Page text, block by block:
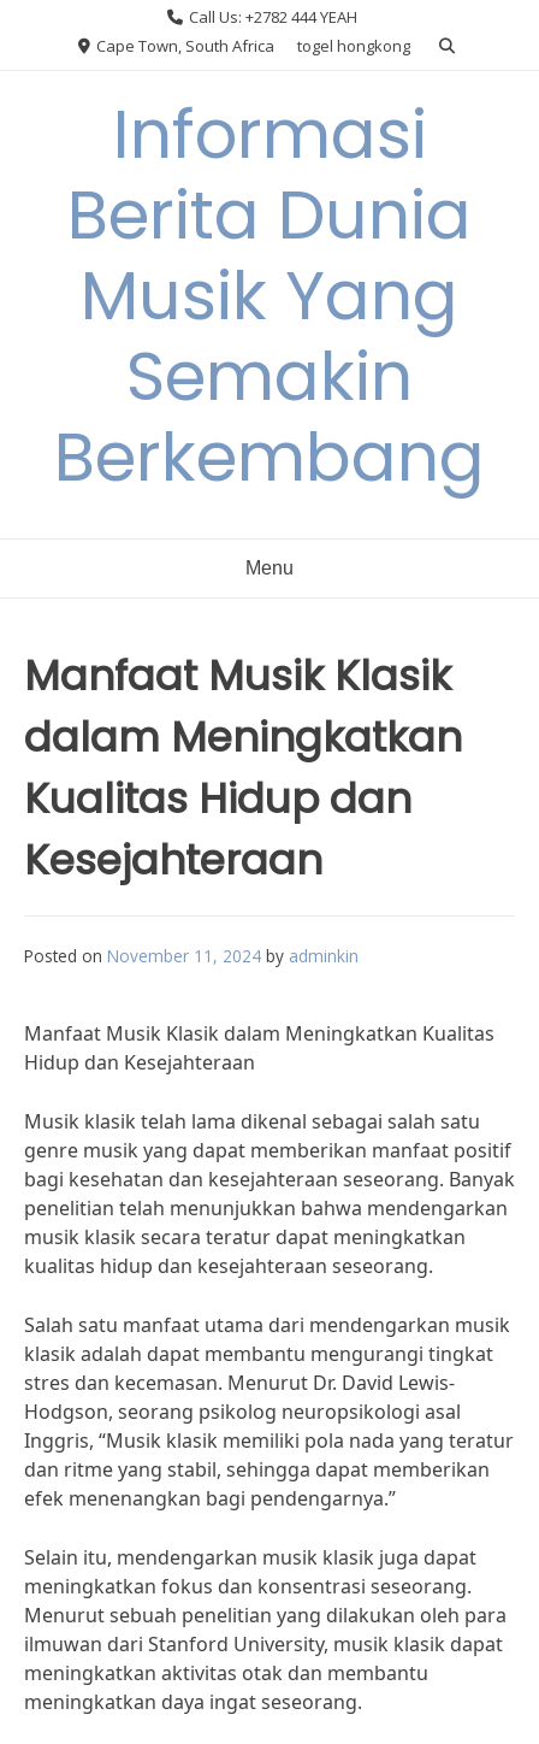
Call Us: +2782 444 YEAH
Cape Town, South Africa
togel hongkong
Informasi
Berita Dunia
Musik Yang
Semakin
Berkembang
Menu
Manfaat Musik Klasik
dalam Meningkatkan
Kualitas Hidup dan
Kesejahteraan
Posted on November 11, 2024 by adminkin
Manfaat Musik Klasik dalam Meningkatkan Kualitas
Hidup dan Kesejahteraan
Musik klasik telah lama dikenal sebagai salah satu
genre musik yang dapat memberikan manfaat positif
bagi kesehatan dan kesejahteraan seseorang. Banyak
penelitian telah menunjukkan bahwa mendengarkan
musik klasik secara teratur dapat meningkatkan
kualitas hidup dan kesejahteraan seseorang.
Salah satu manfaat utama dari mendengarkan musik
klasik adalah dapat membantu mengurangi tingkat
stres dan kecemasan. Menurut Dr. David Lewis-
Hodgson, seorang psikolog neuropsikologi asal
Inggris, “Musik klasik memiliki pola nada yang teratur
dan ritme yang stabil, sehingga dapat memberikan
efek menenangkan bagi pendengarnya.”
Selain itu, mendengarkan musik klasik juga dapat
meningkatkan fokus dan konsentrasi seseorang.
Menurut sebuah penelitian yang dilakukan oleh para
ilmuwan dari Stanford University, musik klasik dapat
meningkatkan aktivitas otak dan membantu
meningkatkan daya ingat seseorang.